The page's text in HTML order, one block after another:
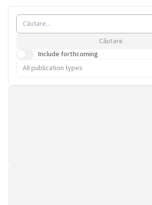
Căutare
Include forthcoming
All publication types